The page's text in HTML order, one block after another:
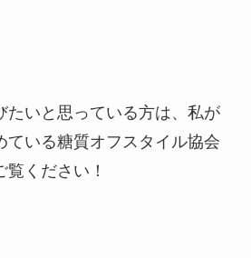
たいと思っている方は、私が
ている糖質オフスタイル協会
ください！